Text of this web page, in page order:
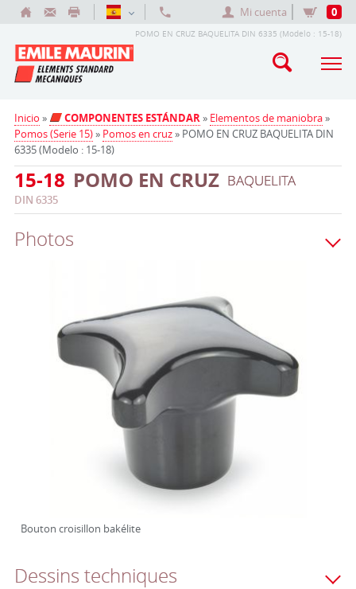
Mi cuenta 0
POMO EN CRUZ BAQUELITA DIN 6335 (Modelo : 15-18)
Inicio » COMPONENTES ESTÁNDAR» Elementos de maniobra»
Pomos (Serie 15)» Pomos en cruz» POMO EN CRUZ BAQUELITA DIN
6335 (Modelo : 15-18)
15-18 POMO EN CRUZ BAQUELITA
DIN 6335
Photos
Bouton croisillon bakélite
Dessins techniques